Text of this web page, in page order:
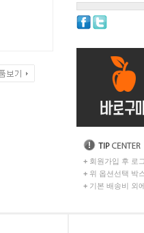
+ 회원가입 후 로
+ 위 옵션선택 박
+ 기본 배송비 외